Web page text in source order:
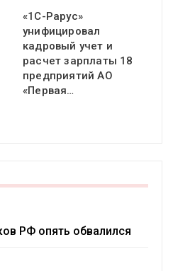
«1С-Рарус»
унифицировал
кадровый учет и
расчет зарплаты 18
предприятий АО
«Первая…
РФ опять обвалился